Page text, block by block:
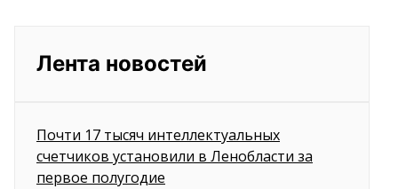
Лента новостей
Почти 17 тысяч интеллектуальных
счетчиков установили в Ленобласти за
первое полугодие